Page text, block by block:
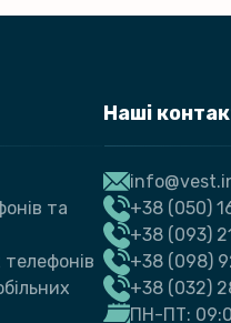
та
Наші
+38 (050)
+38 (093)
+38 (098)
+38 (032)
ПН-ПТ: